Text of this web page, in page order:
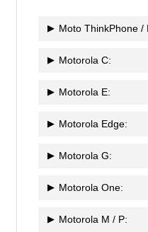
Moto ThinkPhone /
Motorola C:
Motorola E:
Motorola Edge:
Motorola G:
Motorola One:
Motorola M / P: